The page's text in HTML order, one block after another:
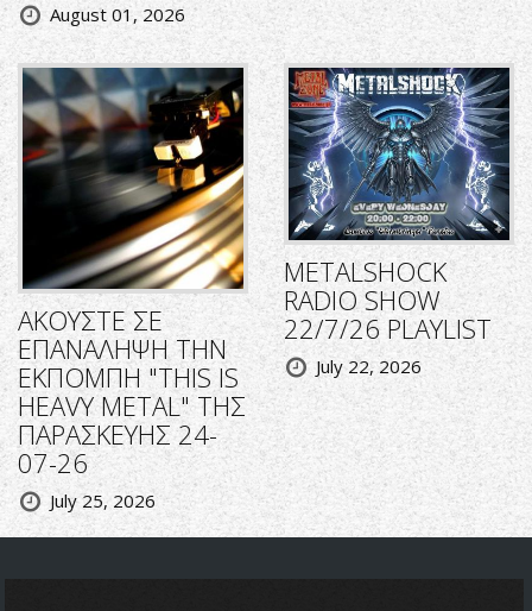
August 01, 2026
ΑΚΟΥΣΤΕ ΣΕ
ΕΠΑΝΑΛΗΨΗ ΤΗΝ
ΕΚΠΟΜΠΗ "THIS IS
HEAVY METAL" ΤΗΣ
ΠΑΡΑΣΚΕΥΗΣ 24-
07-26
July 25, 2026
METALSHOCK
RADIO SHOW
22/7/26 PLAYLIST
July 22, 2026